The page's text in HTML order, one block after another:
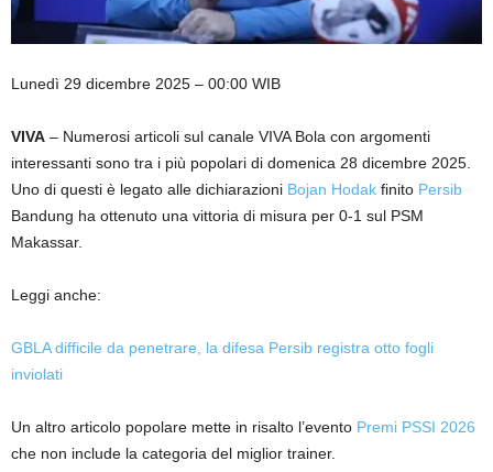
Lunedì 29 dicembre 2025 – 00:00 WIB
VIVA – Numerosi articoli sul canale VIVA Bola con argomenti
interessanti sono tra i più popolari di domenica 28 dicembre 2025.
Uno di questi è legato alle dichiarazioni Bojan Hodak finito Persib
Bandung ha ottenuto una vittoria di misura per 0-1 sul PSM
Makassar.
Leggi anche:
GBLA difficile da penetrare, la difesa Persib registra otto fogli
inviolati
Un altro articolo popolare mette in risalto l’evento Premi PSSI 2026
che non include la categoria del miglior trainer.